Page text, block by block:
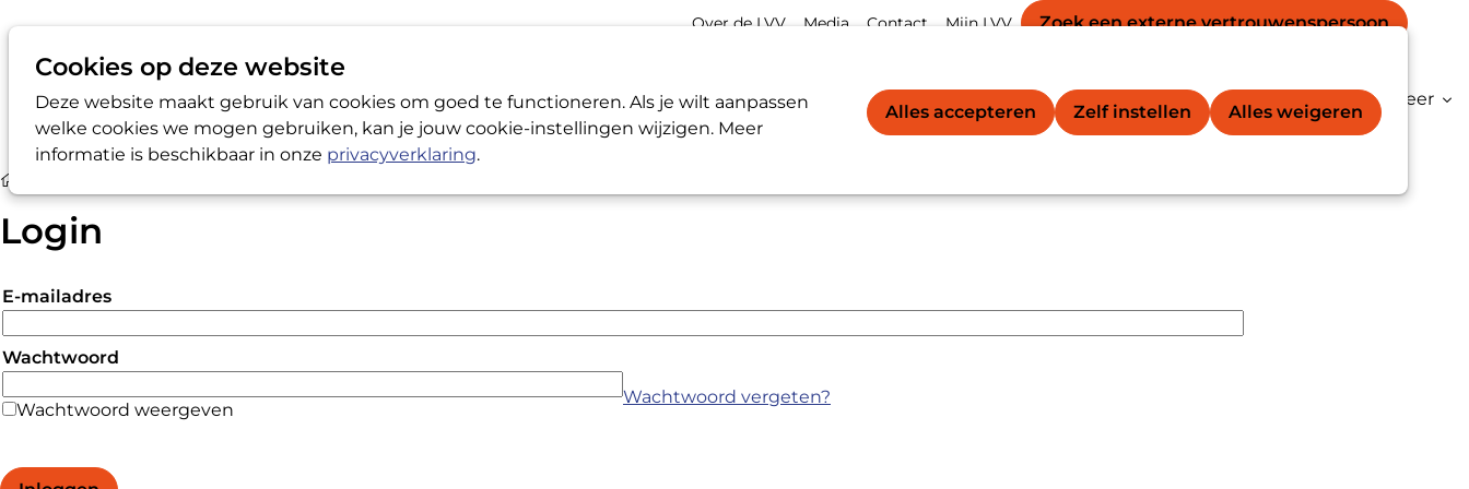
Cookies op deze website
Deze website maakt gebruik van cookies om goed te functioneren. Als je wilt aanpassen
welke cookies we mogen gebruiken, kan je jouw cookie-instellingen wijzigen. Meer
informatie is beschikbaar in onze privacyverklaring.
Alles accepteren Zelf instellen Alles weigeren
Werkgevers / Werknemers LVV-registervertrouwenspersoon® Kenniscentrum Meer
Meta
Over de LVV Media Contact
Account
Mijn LVV
Secondary
Zoek een externe vertrouwens­persoon
Login
E-mailadres
Wachtwoord
Wachtwoord weergeven
Wachtwoord vergeten?